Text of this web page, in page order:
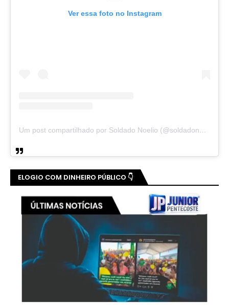
Ver essa foto no Instagram
Um post compartilhado por Soldado Noelio (@soldadonoelio)
ELOGIO COM DINHEIRO PÚBLICO 👇